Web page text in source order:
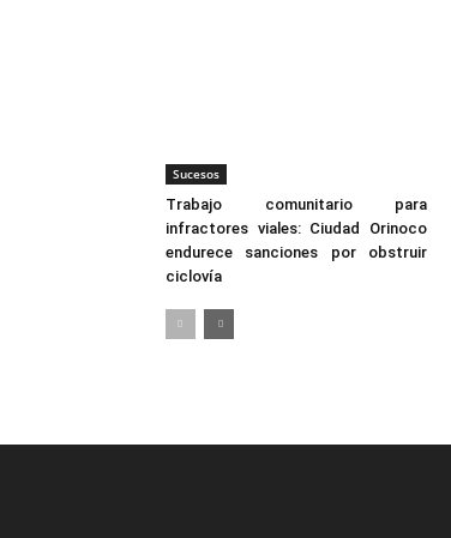
Sucesos
Trabajo comunitario para
infractores viales: Ciudad Orinoco
endurece sanciones por obstruir
ciclovía